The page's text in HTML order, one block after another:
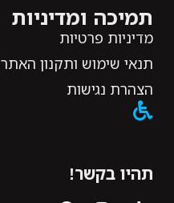
תמיכה ומדיניות
מדיניות פרטיות
תנאי שימוש ותקנון האתר
הצהרת נגישות
תהיו בקשר!